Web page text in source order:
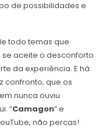
de possibilidades e
todo temas que
aceite o desconforto
da experiência. E há
confronto, que os
nunca ouviu
“Camagon” e
não percas!